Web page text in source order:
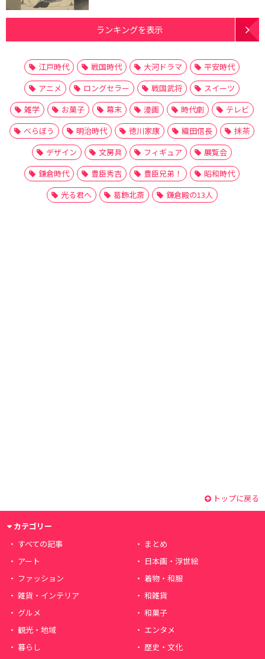
ランキングを表示
江戸時代 戦国時代 大河ドラマ
平安時代
アニメ
ロングセラー 戦国武将
スイーツ
雑学
お菓子 幕末 漫画 時代劇
テレビ
べらぼう
明治時代 徳川家康 織田信長
抹茶
デザイン
文房具 フィギュア
展覧会
鎌倉時代
豊臣秀吉 豊臣兄弟！
昭和時代
光る君へ
葛飾北斎 鎌倉殿の13人
トップに戻る
カテゴリー
すべての記事
まとめ
アート
日本画・浮世絵
ファッション
着物・和服
雑貨・インテリア
和雑貨
グルメ
和菓子
観光・地域
エンタメ
暮らし
歴史・文化